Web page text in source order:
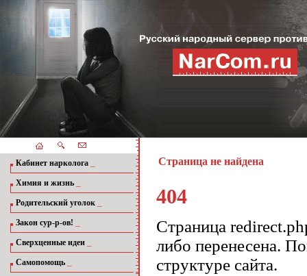
Кабинет нарколога
Химия и жизнь
Родительский уголок
Закон сур-р-ов!
Сверхценные идеи
Самопомощь
Страница не найдена
404
Страница
либо перенесена.
структуре сайта.